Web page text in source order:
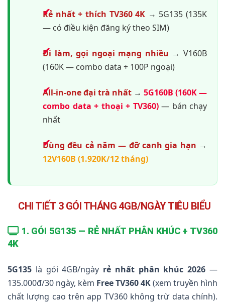
Rẻ nhất + thích TV360 4K → 5G135 (135K
— có điều kiện đăng ký theo SIM)
Đi làm, gọi ngoại mạng nhiều → V160B
(160K — combo data + 100P ngoại)
All-in-one đại trà nhất → 5G160B (160K —
combo data + thoại + TV360)— bán chạy
nhất
Dùng đều cả năm — đỡ canh gia hạn →
12V160B (1.920K/12 tháng)
CHI TIẾT 3 GÓI THÁNG 4GB/NGÀY TIÊU BIỂU
1. GÓI 5G135 — RẺ NHẤT PHÂN KHÚC + TV360
4K
5G135 là gói 4GB/ngày rẻ nhất phân khúc 2026 —
135.000đ/30 ngày, kèm Free TV360 4K(xem truyền hình
chất lượng cao trên app TV360 không trừ data chính).